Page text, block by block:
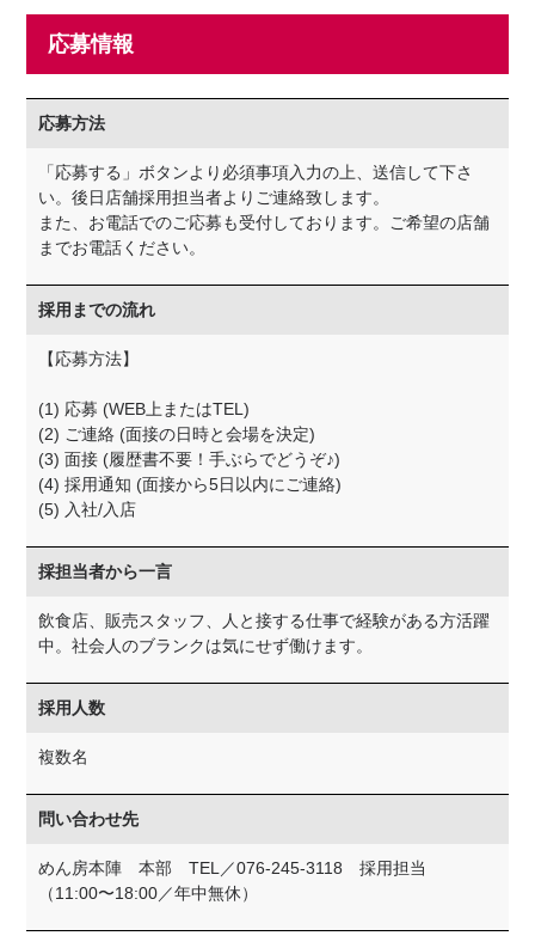
応募情報
応募方法
「応募する」ボタンより必須事項入力の上、送信して下さ
い。後日店舗採用担当者よりご連絡致します。
また、お電話でのご応募も受付しております。ご希望の店舗
までお電話ください。
採用までの流れ
【応募方法】
(1) 応募 (WEB上またはTEL)
(2) ご連絡 (面接の日時と会場を決定)
(3) 面接 (履歴書不要！手ぶらでどうぞ♪)
(4) 採用通知 (面接から5日以内にご連絡)
(5) 入社/入店
採担当者から一言
飲食店、販売スタッフ、人と接する仕事で経験がある方活躍
中。社会人のブランクは気にせず働けます。
採用人数
複数名
問い合わせ先
めん房本陣 本部 TEL／076-245-3118 採用担当
（11:00〜18:00／年中無休）